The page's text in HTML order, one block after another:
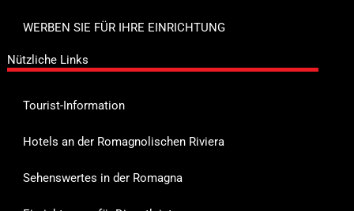
WERBEN SIE FÜR IHRE EINRICHTUNG
Nützliche Links
Tourist-Information
Hotels an der Romagnolischen Riviera
Sehenswertes in der Romagna